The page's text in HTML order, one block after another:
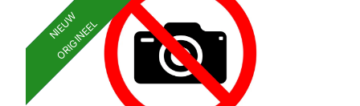
NIEUW
ORIGINEEL